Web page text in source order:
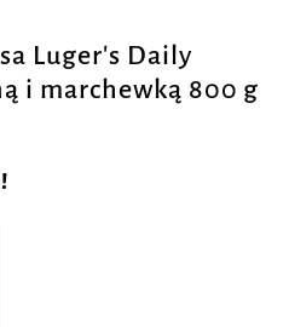
Luger's Daily
i marchewką 800 g